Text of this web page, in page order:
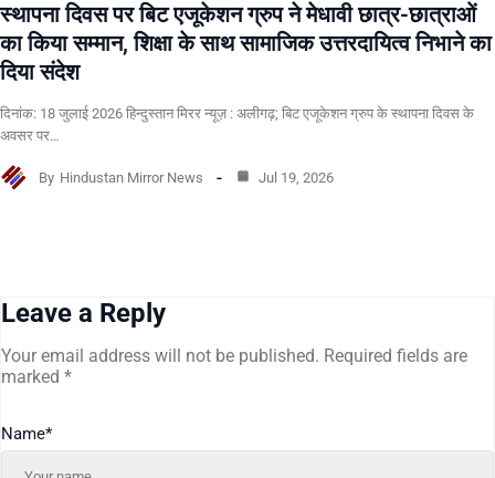
स्थापना दिवस पर बिट एजूकेशन ग्रुप ने मेधावी छात्र-छात्राओं
का किया सम्मान, शिक्षा के साथ सामाजिक उत्तरदायित्व निभाने का
दिया संदेश
दिनांक: 18 जुलाई 2026 हिन्दुस्तान मिरर न्यूज़ : अलीगढ़; बिट एजूकेशन ग्रुप के स्थापना दिवस के
अवसर पर…
By Hindustan Mirror News Jul 19, 2026
Leave a Reply
Your email address will not be published. Required fields are
marked *
Name*